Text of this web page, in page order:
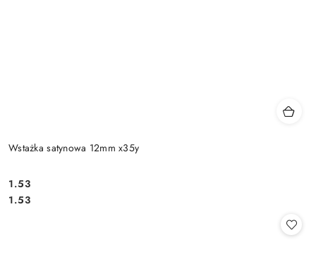
Wstażka satynowa 12mm x35y
Cena:
1.53
Cena:
1.53